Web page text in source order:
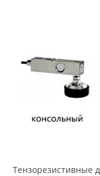
Тензорезистивные